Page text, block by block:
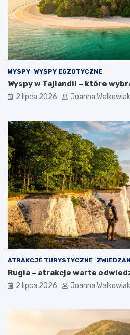
WYSPY WYSPY EGZOTYCZNE
Wyspy w Tajlandii – które
2 lipca 2026 Joanna Walkowiak
ATRAKCJE TURYSTYCZNE
Rugia – atrakcje warte
2 lipca 2026 Joanna Walkowiak